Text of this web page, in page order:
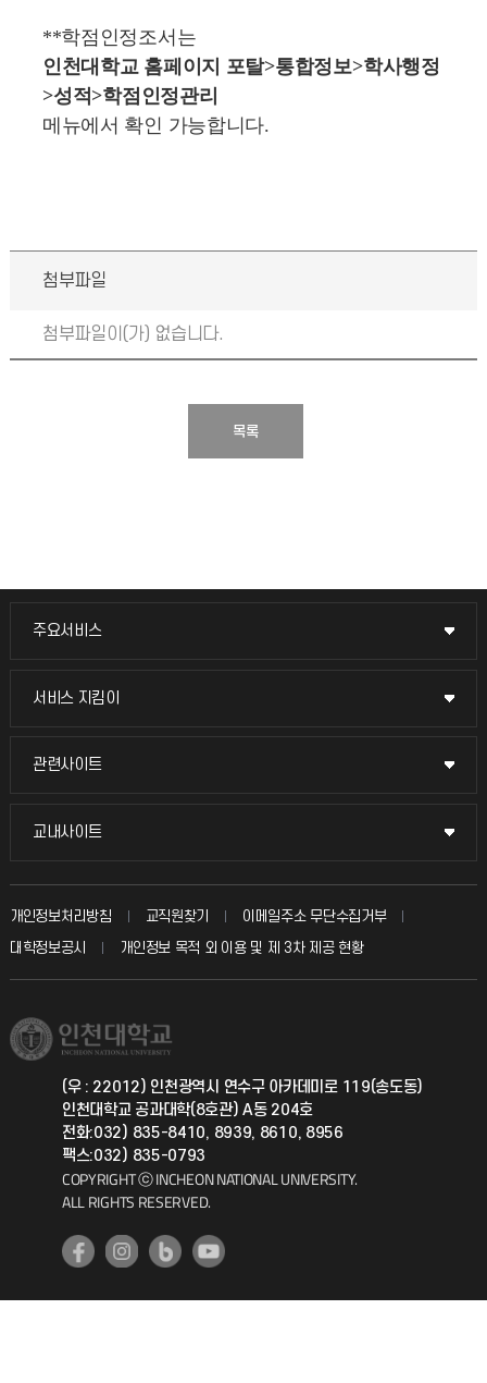
**학점인정조서는
인천대학교 홈페이지 포탈>통합정보>학사행정
>성적 >학점인정관리
메뉴에서 확인 가능합니다.
첨부파일
첨부파일이(가) 없습니다.
목록
주요서비스
주요서비스
교무회의방송
입학안내
취업정보(학생)
서비스 지킴이
서비스 지킴이
묻고 답하기
칭찬마당
학생서비스 지킴이
관련사이트
관련사이트
국방헬프콜
총동문회
교내사이트
교내사이트
교수회
교육혁신본부
국제지원과
공자아카데미
기초교육원
개인정보처리방침 교직원찾기
이메일주소 무단수집거부
대학정보공시
개인정보 목적 외 이용 및 제 3차 제공 현황
(우 : 22012) 인천광역시 연수구 아카데미로 119(송도동)
인천대학교 공과대학(8호관) A동 204호
전화:032) 835-8410, 8939, 8610, 8956
팩스:032) 835-0793
COPYRIGHT ⓒ INCHEON NATIONAL UNIVERSITY.
ALL RIGHTS RESERVED.